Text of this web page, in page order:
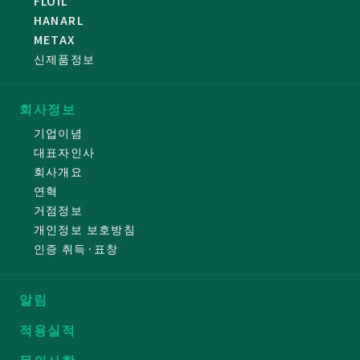
HANARL
METAX
신제품정보
회사정보
기업이념
대표자인사
회사개요
연혁
거점정보
개인정보 보호방침
인증 취득·표창
알림
적용실적